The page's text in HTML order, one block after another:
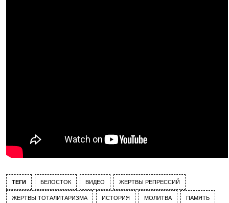
ТЕГИ БЕЛОСТОК ВИДЕО ЖЕРТВЫ РЕПРЕССИЙ
ЖЕРТВЫ ТОТАЛИТАРИЗМА ИСТОРИЯ МОЛИТВА ПАМЯТЬ